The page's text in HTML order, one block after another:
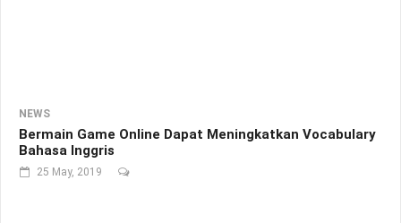
NEWS
Bermain Game Online Dapat Meningkatkan Vocabulary
Bahasa Inggris
25 May, 2019